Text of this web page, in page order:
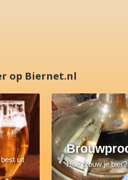
op Biernet.nl
uit
Hoe brouw je bier?